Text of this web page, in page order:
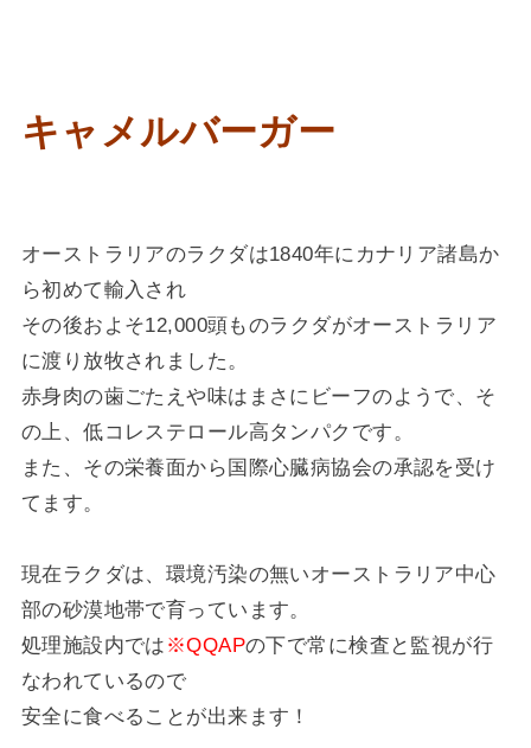
キャメルバーガー
オーストラリアのラクダは1840年にカナリア諸島か
ら初めて輸入され
その後およそ12,000頭ものラクダがオーストラリア
に渡り放牧されました。
赤身肉の歯ごたえや味はまさにビーフのようで、そ
の上、低コレステロール高タンパクです。
また、その栄養面から国際心臓病協会の承認を受け
てます。
現在ラクダは、環境汚染の無いオーストラリア中心
部の砂漠地帯で育っています。
処理施設内では ※QQAPの下で常に検査と監視が行
なわれているので
安全に食べることが出来ます！